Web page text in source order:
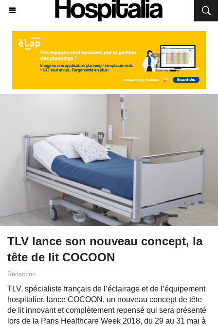
TLV lance son nouveau concept, la
tête de lit COCOON
Rédaction
TLV, spécialiste français de l’éclairage et de l’équipement
hospitalier, lance COCOON, un nouveau concept de tête
de lit innovant et complètement repensé qui sera présenté
lors de la Paris Healthcare Week 2018, du 29 au 31 mai à